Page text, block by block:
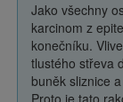
Jako všechny
karcinom z
konečníku.
tlustého střeva
buněk sliznice
Proto je tato